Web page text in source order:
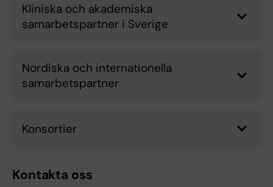
Kliniska och akademiska
samarbetspartner i Sverige
Nordiska och internationella
samarbetspartner
Konsortier
Kontakta oss